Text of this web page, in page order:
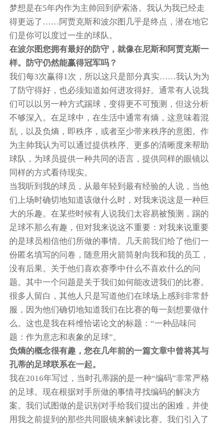
梦想是在5年内作为主帅回到萨索洛。我认为我已经走
得更远了……阿贾克斯和波尔图几乎是终点，潜在地它
们是你可以度过一生的球队。
在波尔图您拥有最好的防守，就像在尼斯和阿贾克斯一
样。防守仍然能赢得冠军吗？
我们每3次赢得1次，所以这只是部分真实……我认为为
了防守得好，也必须知道如何进攻得好。通常有人说我
们可以以另一种方式踢球，变得更不可预测，但这分析
不够深入。在足球中，在生活中通常有熵，这意味着混
乱，以及负熵，即秩序，或者至少带来秩序的意图。作
为主帅我认为可以通过提供秩序、更多的清晰度来帮助
球队，为球员提供一种共同的语言，提供同样的眼镜以
同样的方式看待现实。
当我听到我的球员，从最年轻到最有经验的人说，当他
们上场时确切地知道该做什么时，对我来说这是一种巨
大的乐趣。在某些时候有人说我们太容易被预测，踢的
足球不那么有趣，但对我来说这不重要：对我来说重要
的是球员相信他们所做的事情。几天前我们给了他们一
份匿名填写的问卷，随意用火箭筒射向我和我的员工，
没有后果。关于他们喜欢赛季中什么不喜欢什么的问
题。其中一个问题是关于我们如何能改进我们的比赛。
很多人留白，其他人只是写道他们在球场上感到非常舒
服，因为他们确切地知道我们在比赛的每一刻想要做什
么。这也是我在科维恰诺论文的标题：“一种品味问
题：作为意志和表象的足球”。
负熵的概念很有趣，您在几年前的一篇文章中曾将其与
孔蒂的足球联系在一起。
我在2016年写过，当时孔蒂踢的是一种“编码”非常严格
的足球。现在根据对手所做的事情寻找编码的解决方
案。我们试图做的是识别对手给我们提出的困难，并使
用我之前提到的那些共同眼镜来解读比赛。我们引入了